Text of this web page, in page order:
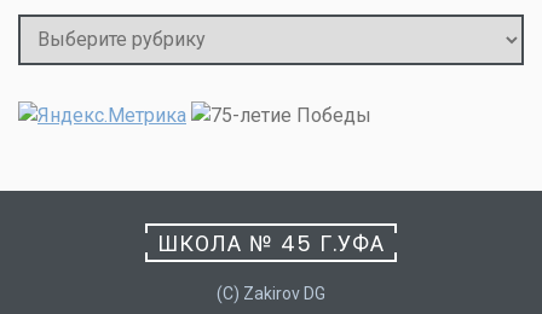
Рубрики
ШКОЛА № 45 Г.УФА
(C) Zakirov DG